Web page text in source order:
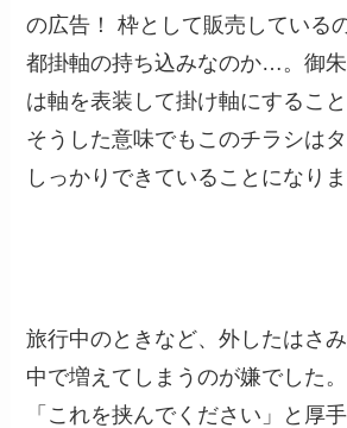
の広告！ 枠として販売している
都掛軸の持ち込みなのか…。御
は軸を表装して掛け軸にすること
そうした意味でもこのチラシは
しっかりできていることになりま
旅行中のときなど、外したはさ
中で増えてしまうのが嫌でした
「これを挟んでください」と厚